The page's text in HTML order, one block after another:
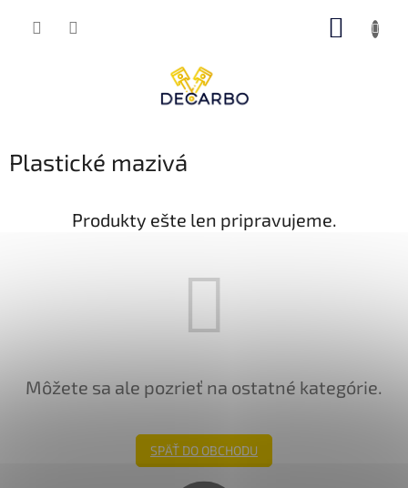
Plastické mazivá
Produkty ešte len pripravujeme.
Môžete sa ale pozrieť na ostatné kategórie.
SPÄŤ DO OBCHODU